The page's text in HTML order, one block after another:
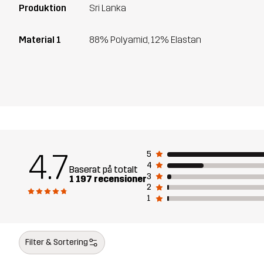
Produktion Sri Lanka
Material 1 88% Polyamid, 12% Elastan
4.7Baserat på totalt
1 197 recensioner
5
4
3
2
1
Filter & Sortering